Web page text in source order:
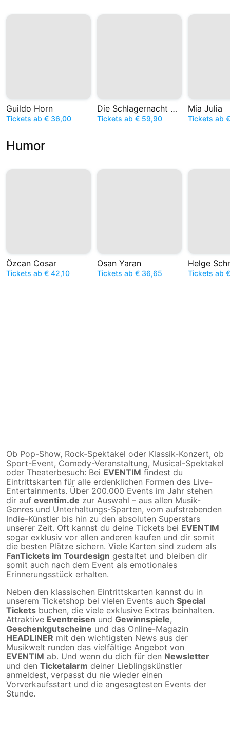
Guildo Horn
Tickets ab € 36,00
Die Schlagernacht des Jahres
Tickets ab € 59,90
Mia Julia
Tickets ab
Humor
Özcan Cosar
Tickets ab € 42,10
Osan Yaran
Tickets ab € 36,65
Helge
Tickets ab
Ob Pop-Show, Rock-Spektakel oder Klassik-Konzert, ob
Sport-Event, Comedy-Veranstaltung, Musical-Spektakel
oder Theaterbesuch: Bei EVENTIM findest du
Eintrittskarten für alle erdenklichen Formen des Live-
Entertainments. Über 200.000 Events im Jahr stehen
dir auf eventim.de zur Auswahl – aus allen Musik-
Genres und Unterhaltungs-Sparten, vom aufstrebenden
Indie-Künstler bis hin zu den absoluten Superstars
unserer Zeit. Oft kannst du deine Tickets bei EVENTIM
sogar exklusiv vor allen anderen kaufen und dir somit
die besten Plätze sichern. Viele Karten sind zudem als
FanTickets im Tourdesign gestaltet und bleiben dir
somit auch nach dem Event als emotionales
Erinnerungsstück erhalten.
Neben den klassischen Eintrittskarten kannst du in
unserem Ticketshop bei vielen Events auch Special
Tickets buchen, die viele exklusive Extras beinhalten.
Attraktive Eventreisen und Gewinnspiele,
Geschenkgutscheine und das Online-Magazin
HEADLINER mit den wichtigsten News aus der
Musikwelt runden das vielfältige Angebot von
EVENTIM ab. Und wenn du dich für den Newsletter
und den Ticketalarm deiner Lieblingskünstler
anmeldest, verpasst du nie wieder einen
Vorverkaufsstart und die angesagtesten Events der
Stunde.